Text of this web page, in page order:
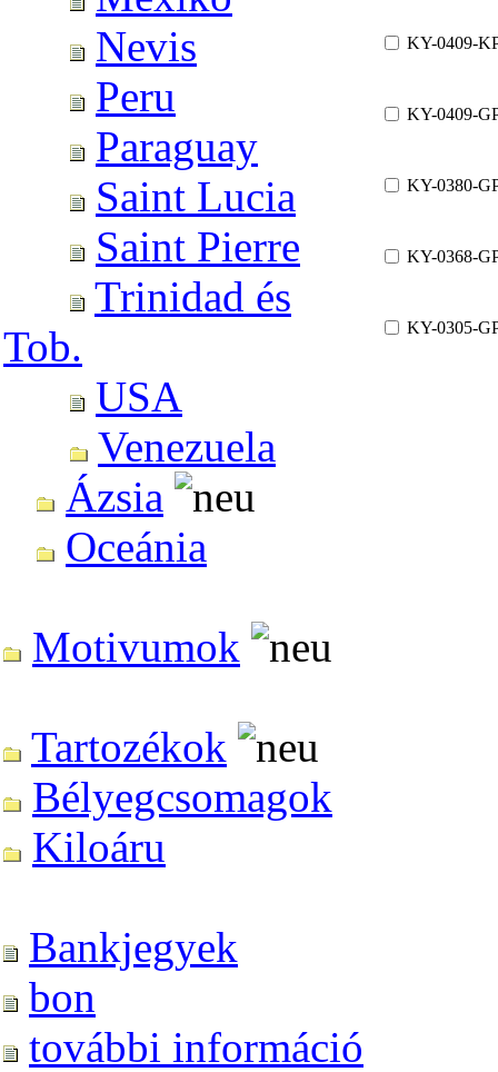
Nevis
Peru
Paraguay
Saint Lucia
Saint Pierre
Trinidad és
Tob.
USA
Venezuela
Ázsia
Oceánia
Motivumok
Tartozékok
Bélyegcsomagok
Kiloáru
Bankjegyek
bon
további információ
KY-0409-
KY-0409-
KY-0380-
KY-0368-
KY-0305-